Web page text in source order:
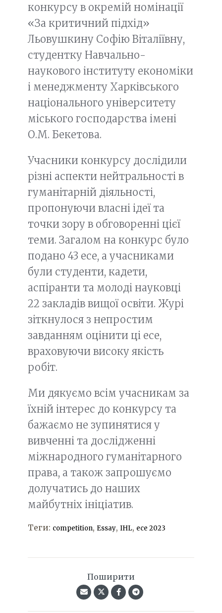
конкурсу в окремій номінації
«За критичний підхід»
Льовушкину Софію Віталіївну,
студентку Навчально-
наукового інституту економіки
і менеджменту Харківського
національного університету
міського господарства імені
О.М. Бекетова.
Учасники конкурсу дослідили
різні аспекти нейтральності в
гуманітарній діяльності,
пропонуючи власні ідеї та
точки зору в обговоренні цієї
теми. Загалом на конкурс було
подано 43 есе, а учасниками
були студенти, кадети,
аспіранти та молоді науковці
22 закладів вищої освіти. Журі
зіткнулося з непростим
завданням оцінити ці есе,
враховуючи високу якість
робіт.
Ми дякуємо всім учасникам за
їхній інтерес до конкурсу та
бажаємо не зупинятися у
вивченні та дослідженні
міжнародного гуманітарного
права, а також запрошуємо
долучатись до наших
майбутніх ініціатив.
Теги: competition, Essay, IHL, есе 2023
Поширити